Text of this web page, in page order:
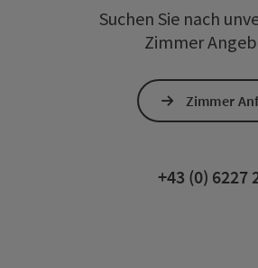
Suchen Sie nach
Zimmer
Zimmer
+43 (0) 6227